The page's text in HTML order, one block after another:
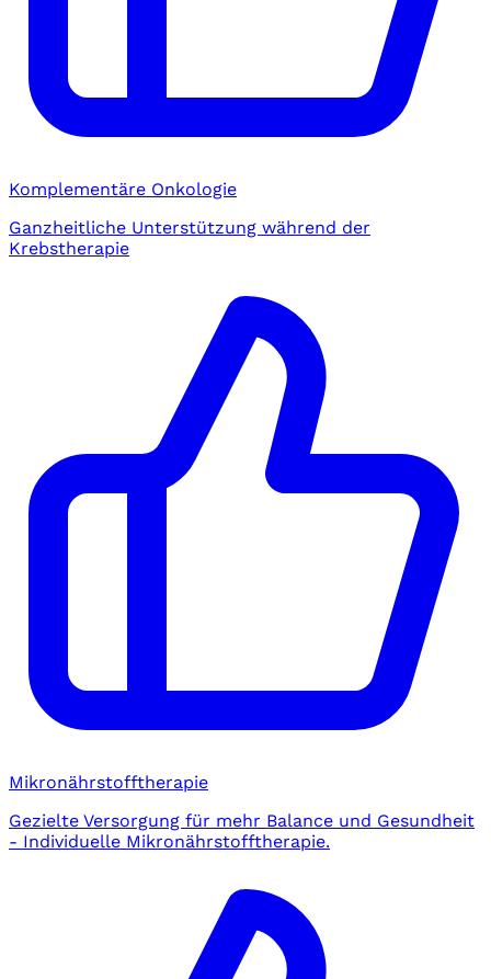
Komplementäre Onkologie
Ganzheitliche Unterstützung während der
Krebstherapie
Mikronährstofftherapie
Gezielte Versorgung für mehr Balance und Gesundheit
- Individuelle Mikronährstofftherapie.